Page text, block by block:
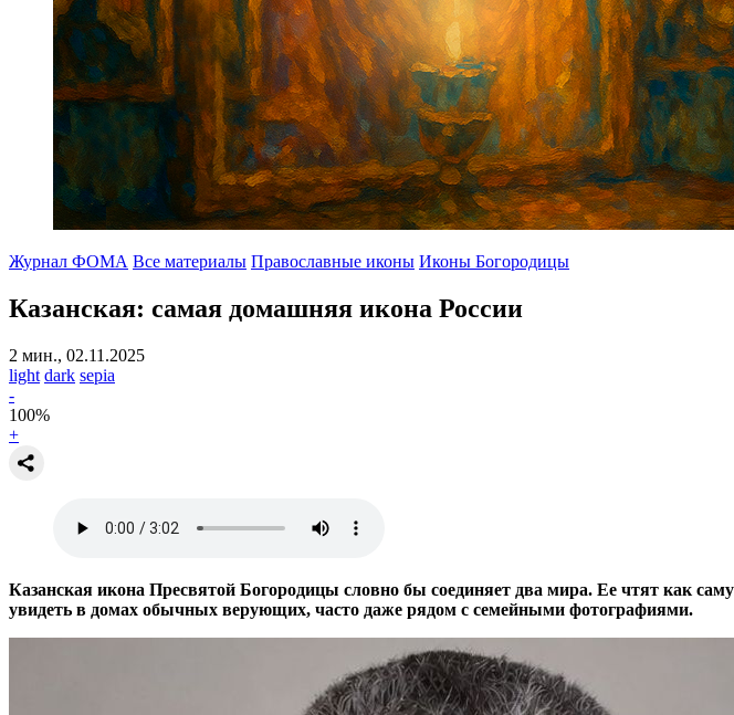
Журнал ФОМА Все материалы Православные иконы Иконы Богородицы
Казанская: самая домашняя икона России
2 мин., 02.11.2025
light dark sepia
-
100%
+
Казанская икона Пресвятой Богородицы словно бы соединяет два мира. Ее чтят как
увидеть в домах обычных верующих, часто даже рядом с семейными фотографиями.